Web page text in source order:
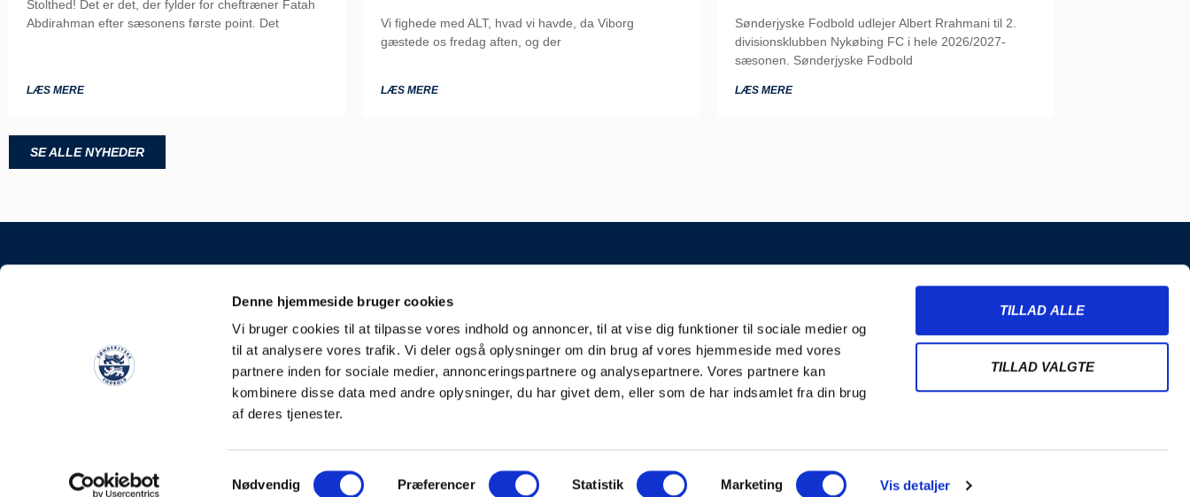
Denne hjemmeside bruger cookies
Vi bruger cookies til at tilpasse vores indhold og annoncer, til at vise dig funktioner til sociale medier og
til at analysere vores trafik. Vi deler også oplysninger om din brug af vores hjemmeside med vores
partnere inden for sociale medier, annonceringspartnere og analysepartnere. Vores partnere kan
kombinere disse data med andre oplysninger, du har givet dem, eller som de har indsamlet fra din brug
af deres tjenester.
Samtykkevalg
Nødvendig Præferencer Statistik Marketing Vis detaljer
TILLAD ALLE
TILLAD VALGTE
Stolthed! Det er det, der fylder for cheftræner Fatah
Abdirahman efter sæsonens første point. Det
LÆS MERE
Vi fighede med ALT, hvad vi havde, da Viborg
gæstede os fredag aften, og der
LÆS MERE
Sønderjyske Fodbold udlejer Albert Rrahmani til 2.
divisionsklubben Nykøbing FC i hele 2026/2027-
sæsonen. Sønderjyske Fodbold
LÆS MERE
SE ALLE NYHEDER
Stadionvej 5, 6100 Haderslev
E-mail: kontakt@soenderjyskefodbold.dk
Tlf: +45 4248 0387
CVR: 31588111
Kampplan
Bliv partner
Fakturering
INFORMATION
Merchandise
Handelsbetingelser
© 2024 Sønderjyske fodbold